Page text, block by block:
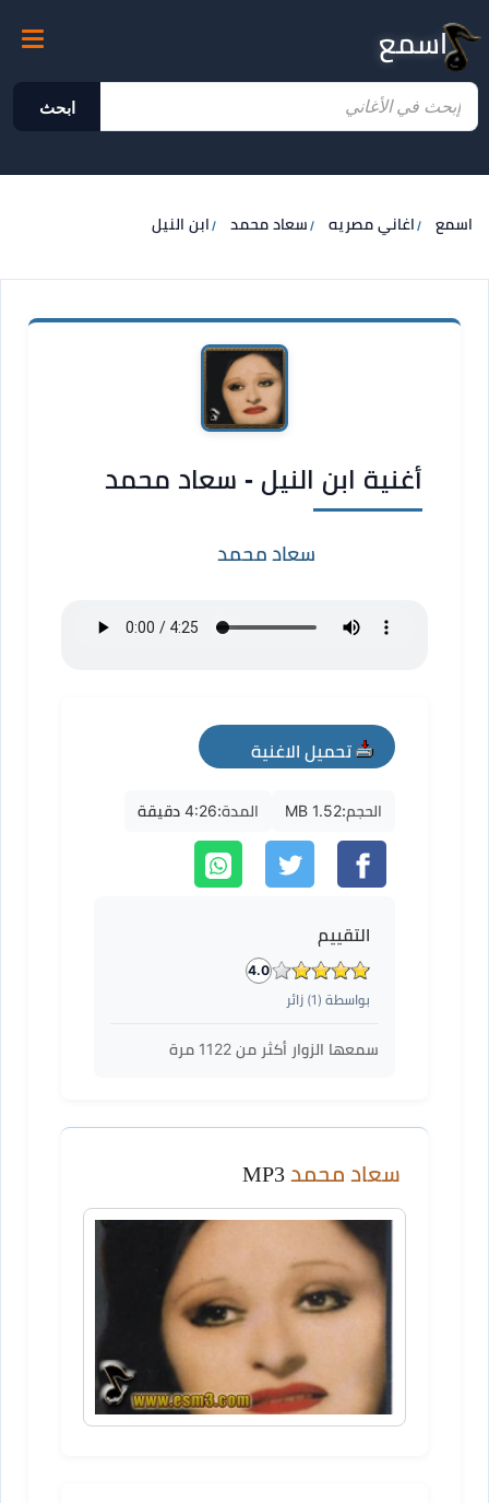
اسمع
ابحث
اسمع اغاني مصريه سعاد محمد ابن النيل
أغنية ابن النيل - سعاد محمد
سعاد محمد
تحميل الاغنية
mp3
الحجم:1.52 MB المدة:4:26 دقيقة
التقييم
4.0
بواسطة ( 1) زائر
سمعها الزوار أكثر من 1122 مرة
سعاد محمد